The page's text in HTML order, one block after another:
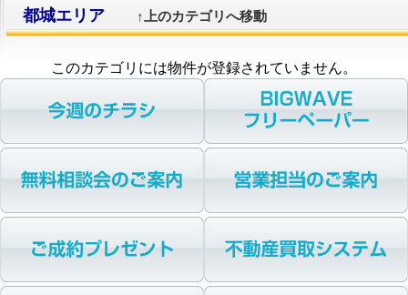
都城エリア ↑上のカテゴリへ移動
このカテゴリには物件が登録されていません。